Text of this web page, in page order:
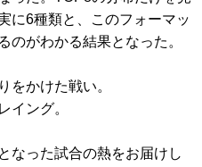
に6種類と、このフォーマッ
のがわかる結果となった。
かけた戦い。
イング。
なった試合の熱をお届けし